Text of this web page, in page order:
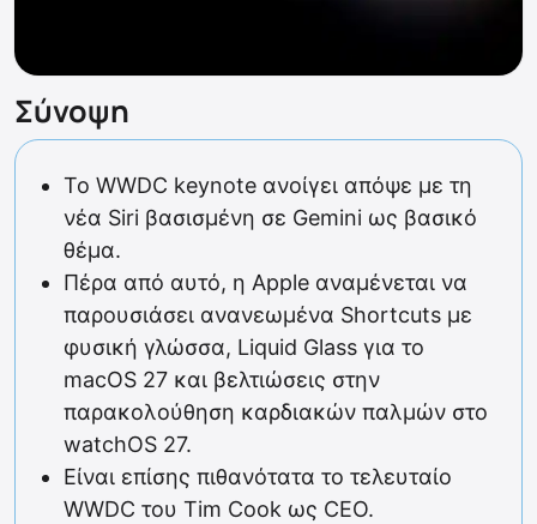
Σύνοψη
Το WWDC keynote ανοίγει απόψε με τη
νέα Siri βασισμένη σε Gemini ως βασικό
θέμα.
Πέρα από αυτό, η Apple αναμένεται να
παρουσιάσει ανανεωμένα Shortcuts με
φυσική γλώσσα, Liquid Glass για το
macOS 27 και βελτιώσεις στην
παρακολούθηση καρδιακών παλμών στο
watchOS 27.
Είναι επίσης πιθανότατα το τελευταίο
WWDC του Tim Cook ως CEO.